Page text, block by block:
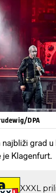
DPA
grad
je Klagenfurt.